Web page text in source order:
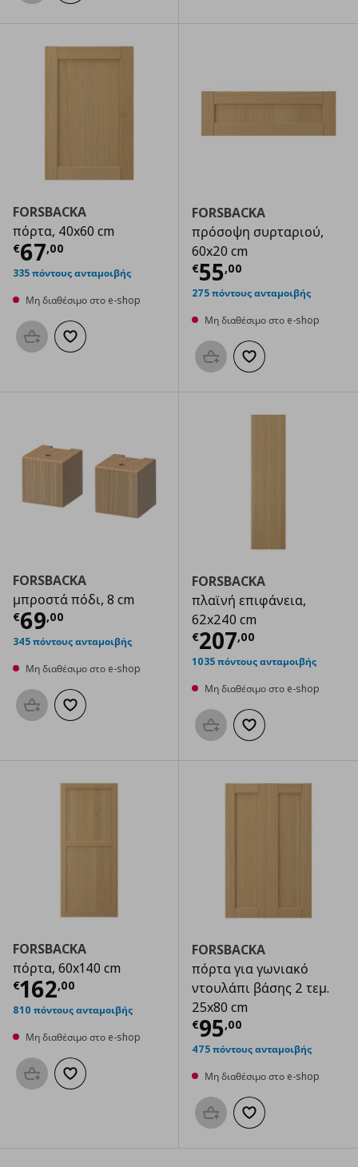
FORSBACKA
πόρτα, 40x60 cm
€67,00
Τρέχουσα τιμή € 67,00
335 πόντους ανταμοιβής
Μη διαθέσιμο στο e-shop
Προσθήκη στο καλάθι
Προσθήκη στα αγαπημένα
FORSBACKA
πρόσοψη συρταριού,
60x20 cm
€55,00
Τρέχουσα
275 πόντους ανταμοιβής
Μη διαθέσιμο στο e-shop
Προσθήκη στο καλάθι
Προσθήκη στα
FORSBACKA
μπροστά πόδι, 8 cm
€69,00
Τρέχουσα τιμή € 69,00
345 πόντους ανταμοιβής
Μη διαθέσιμο στο e-shop
Προσθήκη στο καλάθι
Προσθήκη στα αγαπημένα
FORSBACKA
πλαϊνή επιφάνεια,
62x240 cm
€207,00
Τρέχουσα
1035 πόντους ανταμοιβής
Μη διαθέσιμο στο e-shop
Προσθήκη στο καλάθι
Προσθήκη στα
FORSBACKA
πόρτα, 60x140 cm
€162,00
Τρέχουσα τιμή € 162,00
810 πόντους ανταμοιβής
Μη διαθέσιμο στο e-shop
Προσθήκη στο καλάθι
Προσθήκη στα αγαπημένα
FORSBACKA
πόρτα για γωνιακό
ντουλάπι βάσης 2 τεμ.
25x80 cm
€95,00
Τρέχουσα
475 πόντους ανταμοιβής
Μη διαθέσιμο στο e-shop
Προσθήκη στο καλάθι
Προσθήκη στα